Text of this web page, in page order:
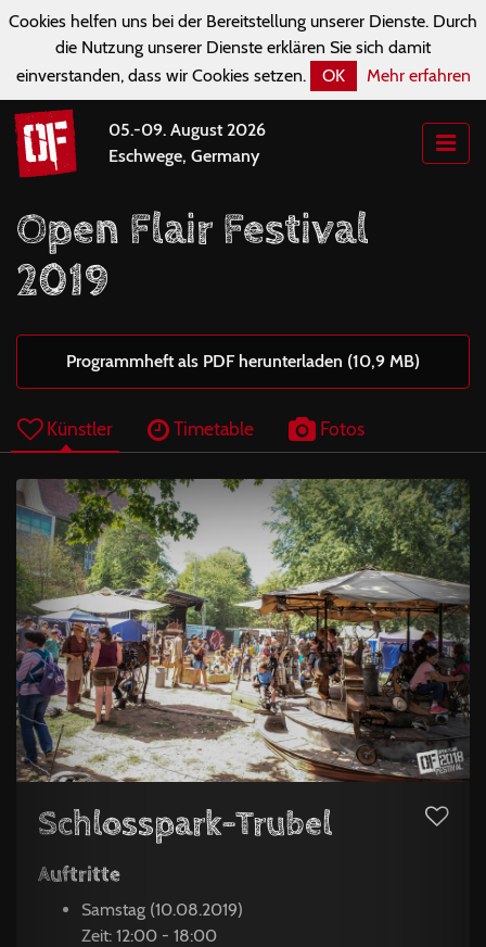
Cookies helfen uns bei der Bereitstellung unserer Dienste. Durch
die Nutzung unserer Dienste erklären Sie sich damit
einverstanden, dass wir Cookies setzen.
OK Mehr erfahren
05.-09. August 2026
Eschwege, Germany
Open Flair Festival
2019
Programmheft als PDF herunterladen (10,9 MB)
Künstler Timetable Fotos
Schlosspark-Trubel
Auftritte
Samstag (10.08.2019)
Zeit: 12:00 - 18:00